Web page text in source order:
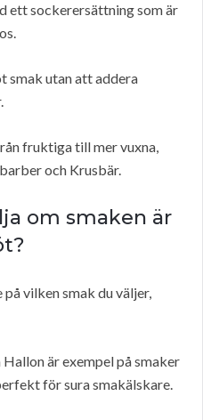
ett sockerersättning som är
smak utan att addera
fruktiga till mer vuxna,
och Krusbär.
om smaken är
vilken smak du väljer,
är exempel på smaker
för sura smakälskare.